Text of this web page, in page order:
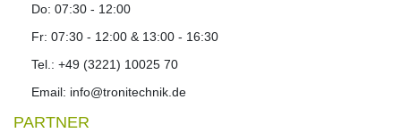
Do: 07:30 - 12:00
Fr: 07:30 - 12:00 & 13:00 - 16:30
Tel.: +49 (3221) 10025 70
Email: info@tronitechnik.de
PARTNER